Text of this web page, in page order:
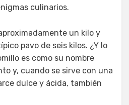
culinarios.
un kilo y
pavo de seis kilos. ¿Y lo
es como su nombre
y, cuando se sirve con una
dulce y ácida, también